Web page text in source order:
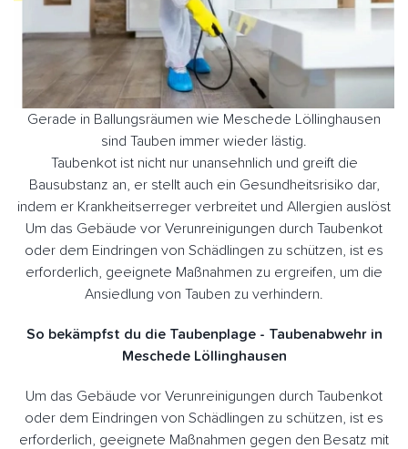
Gerade in Ballungsräumen wie Meschede Löllinghausen
sind Tauben immer wieder lästig.
Taubenkot ist nicht nur unansehnlich und greift die
Bausubstanz an, er stellt auch ein Gesundheitsrisiko dar,
indem er Krankheitserreger verbreitet und Allergien auslöst
Um das Gebäude vor Verunreinigungen durch Taubenkot
oder dem Eindringen von Schädlingen zu schützen, ist es
erforderlich, geeignete Maßnahmen zu ergreifen, um die
Ansiedlung von Tauben zu verhindern.
So bekämpfst du die Taubenplage - Taubenabwehr in
Meschede Löllinghausen
Um das Gebäude vor Verunreinigungen durch Taubenkot
oder dem Eindringen von Schädlingen zu schützen, ist es
erforderlich, geeignete Maßnahmen gegen den Besatz mit